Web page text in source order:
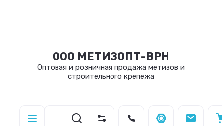
ООО МЕТИЗОПТ-ВРН
Оптовая и розничная продажа метизов и
строительного крепежа